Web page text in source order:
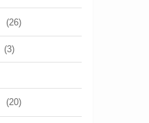
(26)
(3)
(20)